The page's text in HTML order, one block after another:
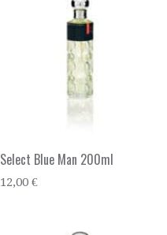
Select Blue Man 200ml
12,00 €